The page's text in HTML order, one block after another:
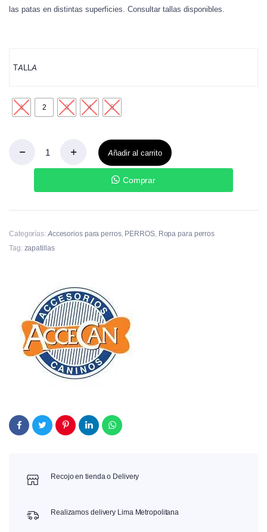
las patas en distintas superficies. Consultar tallas disponibles.
TALLA
1 2 3 4 5
Añadir al carrito
Comprar
Categorías: Accesorios para perros, PERROS, Ropa para perros
Tag: zapatillas
Recojo en tienda o Delivery
Realizamos delivery Lima Metropolitana